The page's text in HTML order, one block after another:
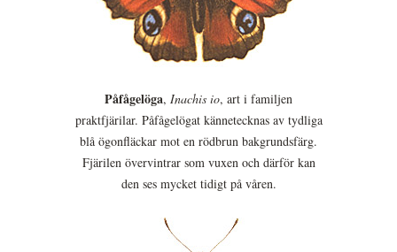
Påfågelöga, Inachis io, art i familjen
praktfjärilar. Påfågelögat kännetecknas av tydliga
blå ögonfläckar mot en rödbrun bakgrundsfärg.
Fjärilen övervintrar som vuxen och därför kan
den ses mycket tidigt på våren.